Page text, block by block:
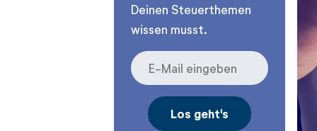
Deinen Steuerthemen
wissen musst.